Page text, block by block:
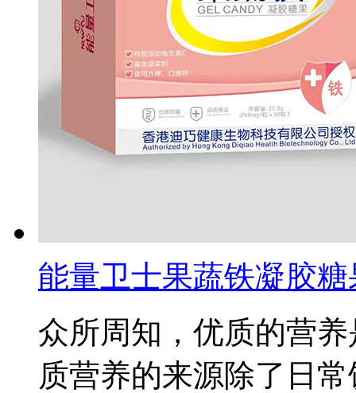
能量卫士果蔬铁凝胶
众所周知，优质的营
质营养的来源除了日